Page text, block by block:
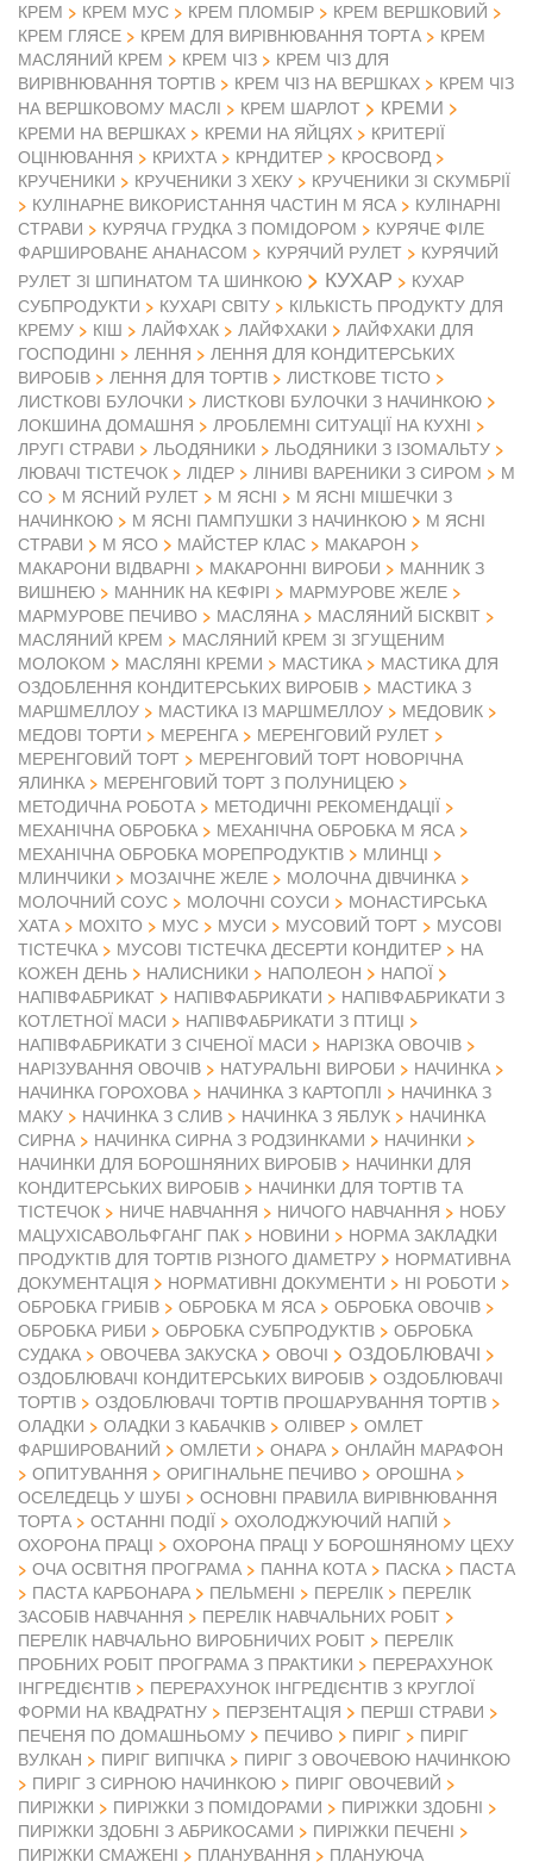
КРЕМ
КРЕМ МУС КРЕМ ПЛОМБІР
КРЕМ ВЕРШКОВИЙ
КРЕМ ГЛЯСЕ
КРЕМ ДЛЯ ВИРІВНЮВАННЯ ТОРТА
КРЕМ
МАСЛЯНИЙ КРЕМ
КРЕМ ЧІЗ
КРЕМ ЧІЗ ДЛЯ
ВИРІВНЮВАННЯ ТОРТІВ
КРЕМ ЧІЗ НА ВЕРШКАХ
КРЕМ ЧІЗ
НА ВЕРШКОВОМУ МАСЛІ
КРЕМ ШАРЛОТ КРЕМИ
КРЕМИ НА ВЕРШКАХ КРЕМИ НА ЯЙЦЯХ
КРИТЕРІЇ
ОЦІНЮВАННЯ
КРИХТА КРНДИТЕР
КРОСВОРД
КРУЧЕНИКИ
КРУЧЕНИКИ З ХЕКУ
КРУЧЕНИКИ ЗІ СКУМБРІЇ
КУЛІНАРНЕ ВИКОРИСТАННЯ ЧАСТИН М ЯСА
КУЛІНАРНІ
СТРАВИ
КУРЯЧА ГРУДКА З ПОМІДОРОМ
КУРЯЧЕ ФІЛЕ
ФАРШИРОВАНЕ АНАНАСОМ
КУРЯЧИЙ РУЛЕТ
КУРЯЧИЙ
РУЛЕТ ЗІ ШПИНАТОМ ТА ШИНКОЮ
КУХАР
КУХАР
СУБПРОДУКТИ
КУХАРІ СВІТУ
КІЛЬКІСТЬ ПРОДУКТУ ДЛЯ
КРЕМУ
КІШ ЛАЙФХАК ЛАЙФХАКИ
ЛАЙФХАКИ ДЛЯ
ГОСПОДИНІ
ЛЕННЯ
ЛЕННЯ ДЛЯ КОНДИТЕРСЬКИХ
ВИРОБІВ
ЛЕННЯ ДЛЯ ТОРТІВ
ЛИСТКОВЕ ТІСТО
ЛИСТКОВІ БУЛОЧКИ
ЛИСТКОВІ БУЛОЧКИ З НАЧИНКОЮ
ЛОКШИНА ДОМАШНЯ
ЛРОБЛЕМНІ СИТУАЦІЇ НА КУХНІ
ЛРУГІ СТРАВИ
ЛЬОДЯНИКИ
ЛЬОДЯНИКИ З ІЗОМАЛЬТУ
ЛЮВАЧІ ТІСТЕЧОК
ЛІДЕР ЛІНИВІ ВАРЕНИКИ З СИРОМ
М
СО
М ЯСНИЙ РУЛЕТ М ЯСНІ
М ЯСНІ МІШЕЧКИ З
НАЧИНКОЮ
М ЯСНІ ПАМПУШКИ З НАЧИНКОЮ
М ЯСНІ
СТРАВИ
М ЯСО МАЙСТЕР КЛАС
МАКАРОН
МАКАРОНИ ВІДВАРНІ
МАКАРОННІ ВИРОБИ
МАННИК З
ВИШНЕЮ
МАННИК НА КЕФІРІ
МАРМУРОВЕ ЖЕЛЕ
МАРМУРОВЕ ПЕЧИВО
МАСЛЯНА
МАСЛЯНИЙ БІСКВІТ
МАСЛЯНИЙ КРЕМ
МАСЛЯНИЙ КРЕМ ЗІ ЗГУЩЕНИМ
МОЛОКОМ
МАСЛЯНІ КРЕМИ МАСТИКА
МАСТИКА ДЛЯ
ОЗДОБЛЕННЯ КОНДИТЕРСЬКИХ ВИРОБІВ
МАСТИКА З
МАРШМЕЛЛОУ
МАСТИКА ІЗ МАРШМЕЛЛОУ
МЕДОВИК
МЕДОВІ ТОРТИ
МЕРЕНГА
МЕРЕНГОВИЙ РУЛЕТ
МЕРЕНГОВИЙ ТОРТ
МЕРЕНГОВИЙ ТОРТ НОВОРІЧНА
ЯЛИНКА
МЕРЕНГОВИЙ ТОРТ З ПОЛУНИЦЕЮ
МЕТОДИЧНА РОБОТА
МЕТОДИЧНІ РЕКОМЕНДАЦІЇ
МЕХАНІЧНА ОБРОБКА
МЕХАНІЧНА ОБРОБКА М ЯСА
МЕХАНІЧНА ОБРОБКА МОРЕПРОДУКТІВ
МЛИНЦІ
МЛИНЧИКИ
МОЗАІЧНЕ ЖЕЛЕ
МОЛОЧНА ДІВЧИНКА
МОЛОЧНИЙ СОУС
МОЛОЧНІ СОУСИ
МОНАСТИРСЬКА
ХАТА
МОХІТО МУС МУСИ МУСОВИЙ ТОРТ
МУСОВІ
ТІСТЕЧКА
МУСОВІ ТІСТЕЧКА ДЕСЕРТИ КОНДИТЕР
НА
КОЖЕН ДЕНЬ
НАЛИСНИКИ НАПОЛЕОН НАПОЇ
НАПІВФАБРИКАТ НАПІВФАБРИКАТИ
НАПІВФАБРИКАТИ З
КОТЛЕТНОЇ МАСИ
НАПІВФАБРИКАТИ З ПТИЦІ
НАПІВФАБРИКАТИ З СІЧЕНОЇ МАСИ
НАРІЗКА ОВОЧІВ
НАРІЗУВАННЯ ОВОЧІВ
НАТУРАЛЬНІ ВИРОБИ
НАЧИНКА
НАЧИНКА ГОРОХОВА
НАЧИНКА З КАРТОПЛІ
НАЧИНКА З
МАКУ
НАЧИНКА З СЛИВ НАЧИНКА З ЯБЛУК
НАЧИНКА
СИРНА
НАЧИНКА СИРНА З РОДЗИНКАМИ
НАЧИНКИ
НАЧИНКИ ДЛЯ БОРОШНЯНИХ ВИРОБІВ
НАЧИНКИ ДЛЯ
КОНДИТЕРСЬКИХ ВИРОБІВ
НАЧИНКИ ДЛЯ ТОРТІВ ТА
ТІСТЕЧОК
НИЧЕ НАВЧАННЯ НИЧОГО НАВЧАННЯ
НОБУ
МАЦУХІСАВОЛЬФГАНГ ПАК
НОВИНИ
НОРМА ЗАКЛАДКИ
ПРОДУКТІВ ДЛЯ ТОРТІВ РІЗНОГО ДІАМЕТРУ
НОРМАТИВНА
ДОКУМЕНТАЦІЯ
НОРМАТИВНІ ДОКУМЕНТИ
НІ РОБОТИ
ОБРОБКА ГРИБІВ
ОБРОБКА М ЯСА
ОБРОБКА ОВОЧІВ
ОБРОБКА РИБИ
ОБРОБКА СУБПРОДУКТІВ
ОБРОБКА
СУДАКА
ОВОЧЕВА ЗАКУСКА ОВОЧІ ОЗДОБЛЮВАЧІ
ОЗДОБЛЮВАЧІ КОНДИТЕРСЬКИХ ВИРОБІВ
ОЗДОБЛЮВАЧІ
ТОРТІВ
ОЗДОБЛЮВАЧІ ТОРТІВ ПРОШАРУВАННЯ ТОРТІВ
ОЛАДКИ
ОЛАДКИ З КАБАЧКІВ ОЛІВЕР
ОМЛЕТ
ФАРШИРОВАНИЙ
ОМЛЕТИ ОНАРА
ОНЛАЙН МАРАФОН
ОПИТУВАННЯ
ОРИГІНАЛЬНЕ ПЕЧИВО
ОРОШНА
ОСЕЛЕДЕЦЬ У ШУБІ
ОСНОВНІ ПРАВИЛА ВИРІВНЮВАННЯ
ТОРТА
ОСТАННІ ПОДІЇ
ОХОЛОДЖУЮЧИЙ НАПІЙ
ОХОРОНА ПРАЦІ
ОХОРОНА ПРАЦІ У БОРОШНЯНОМУ ЦЕХУ
ОЧА ОСВІТНЯ ПРОГРАМА
ПАННА КОТА ПАСКА
ПАСТА
ПАСТА КАРБОНАРА
ПЕЛЬМЕНІ ПЕРЕЛІК
ПЕРЕЛІК
ЗАСОБІВ НАВЧАННЯ
ПЕРЕЛІК НАВЧАЛЬНИХ РОБІТ
ПЕРЕЛІК НАВЧАЛЬНО ВИРОБНИЧИХ РОБІТ
ПЕРЕЛІК
ПРОБНИХ РОБІТ ПРОГРАМА З ПРАКТИКИ
ПЕРЕРАХУНОК
ІНГРЕДІЄНТІВ
ПЕРЕРАХУНОК ІНГРЕДІЄНТІВ З КРУГЛОЇ
ФОРМИ НА КВАДРАТНУ
ПЕРЗЕНТАЦІЯ
ПЕРШІ СТРАВИ
ПЕЧЕНЯ ПО ДОМАШНЬОМУ
ПЕЧИВО ПИРІГ
ПИРІГ
ВУЛКАН
ПИРІГ ВИПІЧКА
ПИРІГ З ОВОЧЕВОЮ НАЧИНКОЮ
ПИРІГ З СИРНОЮ НАЧИНКОЮ
ПИРІГ ОВОЧЕВИЙ
ПИРІЖКИ
ПИРІЖКИ З ПОМІДОРАМИ
ПИРІЖКИ ЗДОБНІ
ПИРІЖКИ ЗДОБНІ З АБРИКОСАМИ
ПИРІЖКИ ПЕЧЕНІ
ПИРІЖКИ СМАЖЕНІ
ПЛАНУВАННЯ
ПЛАНУЮЧА